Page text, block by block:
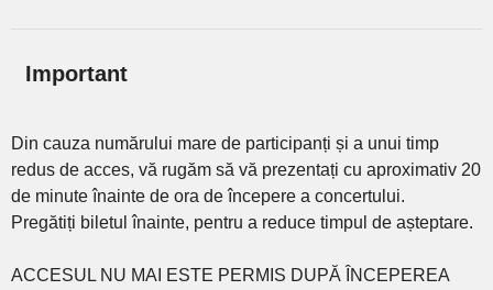
Important
Din cauza numărului mare de participanți și a unui timp
redus de acces, vă rugăm să vă prezentați cu aproximativ 20
de minute înainte de ora de începere a concertului.
Pregătiți biletul înainte, pentru a reduce timpul de așteptare.
ACCESUL NU MAI ESTE PERMIS DUPĂ ÎNCEPEREA